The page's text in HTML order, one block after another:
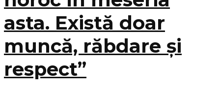
asta. Există doar
muncă, răbdare și
respect”